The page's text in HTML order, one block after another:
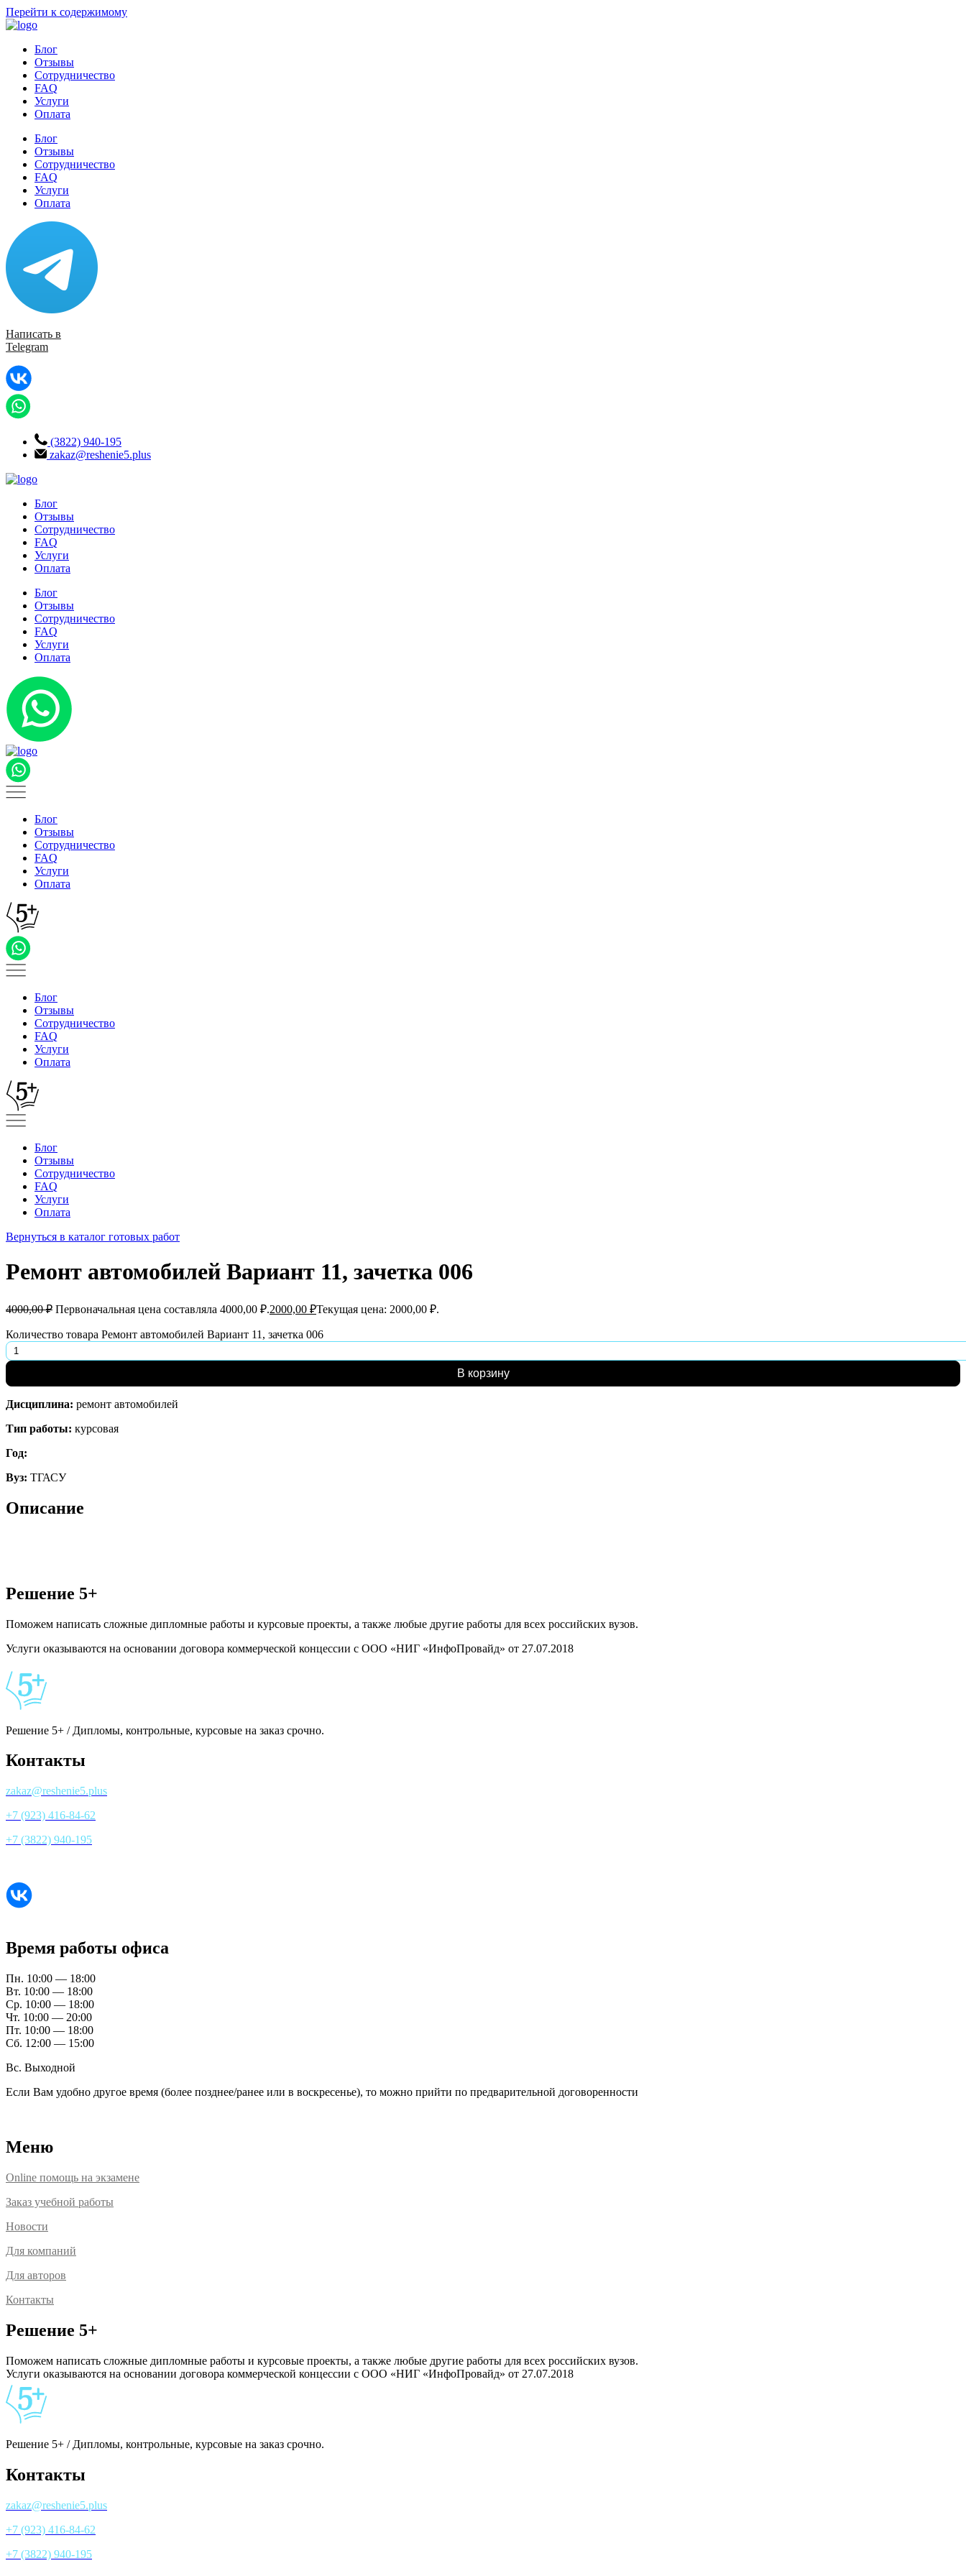
Перейти к содержимому
Блог
Отзывы
Сотрудничество
FAQ
Услуги
Оплата
Блог
Отзывы
Сотрудничество
FAQ
Услуги
Оплата
Написать в
Telegram
(3822) 940-195
zakaz@reshenie5.plus
Блог
Отзывы
Сотрудничество
FAQ
Услуги
Оплата
Блог
Отзывы
Сотрудничество
FAQ
Услуги
Оплата
Блог
Отзывы
Сотрудничество
FAQ
Услуги
Оплата
Блог
Отзывы
Сотрудничество
FAQ
Услуги
Оплата
Блог
Отзывы
Сотрудничество
FAQ
Услуги
Оплата
Вернуться в каталог готовых работ
Ремонт автомобилей Вариант 11, зачетка 006
4000,00₽ Первоначальная цена составляла 4000,00 ₽.2000,00 ₽Текущая цена: 2000,00 ₽.
Количество товара Ремонт автомобилей Вариант 11, зачетка 006
В корзину
Дисциплина: ремонт автомобилей
Тип работы: курсовая
Год:
Вуз: ТГАСУ
Описание
Решение 5+
Поможем написать сложные дипломные работы и курсовые проекты, а также любые другие работы для всех российских вузов.
Услуги оказываются на основании договора коммерческой концессии с ООО «НИГ «ИнфоПровайд» от 27.07.2018
Решение 5+ / Дипломы, контрольные, курсовые на заказ срочно.
Контакты
zakaz@reshenie5.plus
+7 (923) 416-84-62
+7 (3822) 940-195
Время работы офиса
Пн. 10:00 — 18:00
Вт. 10:00 — 18:00
Ср. 10:00 — 18:00
Чт. 10:00 — 20:00
Пт. 10:00 — 18:00
Сб. 12:00 — 15:00
Вс. Выходной
Если Вам удобно другое время (более позднее/ранее или в воскресенье), то можно прийти по предварительной договоренности
Меню
Online помощь на экзамене
Заказ учебной работы
Новости
Для компаний
Для авторов
Контакты
Решение 5+
Поможем написать сложные дипломные работы и курсовые проекты, а также любые другие работы для всех российских вузов.
Услуги оказываются на основании договора коммерческой концессии с ООО «НИГ «ИнфоПровайд» от 27.07.2018
Решение 5+ / Дипломы, контрольные, курсовые на заказ срочно.
Контакты
zakaz@reshenie5.plus
+7 (923) 416-84-62
+7 (3822) 940-195